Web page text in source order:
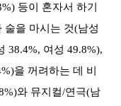
등이 혼자서 하기
술을 마시는 것(남성
38.4%, 여성 49.8%),
을 꺼려하는 데 비
와 뮤지컬/연극(남